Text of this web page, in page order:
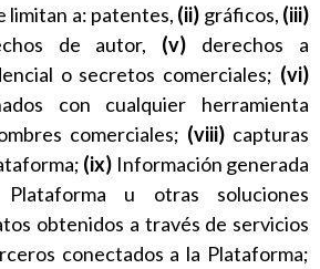
limitan a: patentes, (ii) gráficos, (iii)
de autor, (v) derechos a
o secretos comerciales; (vi)
con cualquier herramienta
comerciales; (viii) capturas
(ix) Información generada
u otras soluciones
obtenidos a través de servicios
conectados a la Plataforma;